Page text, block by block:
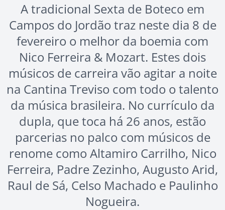
A tradicional Sexta de Boteco em
Campos do Jordão traz neste dia 8 de
fevereiro o melhor da boemia com
Nico Ferreira & Mozart. Estes dois
músicos de carreira vão agitar a noite
na Cantina Treviso com todo o talento
da música brasileira. No currículo da
dupla, que toca há 26 anos, estão
parcerias no palco com músicos de
renome como Altamiro Carrilho, Nico
Ferreira, Padre Zezinho, Augusto Arid,
Raul de Sá, Celso Machado e Paulinho
Nogueira.